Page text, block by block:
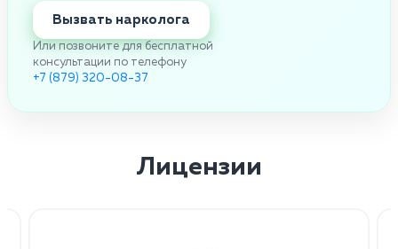
Вызвать нарколога
Или позвоните для бесплатной
консультации по телефону
+7 (879) 320-08-37
Лицензии